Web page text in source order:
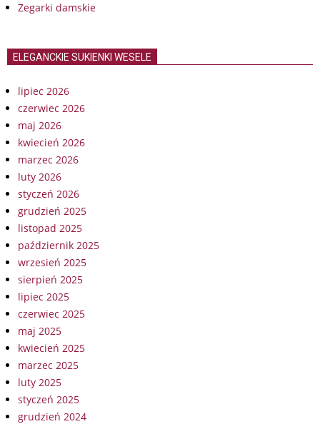
Zegarki damskie
ELEGANCKIE SUKIENKI WESELE
lipiec 2026
czerwiec 2026
maj 2026
kwiecień 2026
marzec 2026
luty 2026
styczeń 2026
grudzień 2025
listopad 2025
październik 2025
wrzesień 2025
sierpień 2025
lipiec 2025
czerwiec 2025
maj 2025
kwiecień 2025
marzec 2025
luty 2025
styczeń 2025
grudzień 2024